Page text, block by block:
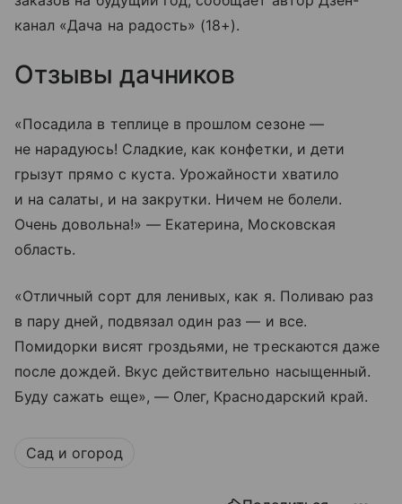
канал «Дача на радость» (18+).
Отзывы дачников
«Посадила в теплице в прошлом сезоне —
не нарадуюсь! Сладкие, как конфетки, и дети
грызут прямо с куста. Урожайности хватило
и на салаты, и на закрутки. Ничем не болели.
Очень довольна!» — Екатерина, Московская
область.
«Отличный сорт для ленивых, как я. Поливаю раз
в пару дней, подвязал один раз — и все.
Помидорки висят гроздьями, не трескаются даже
после дождей. Вкус действительно насыщенный.
Буду сажать еще», — Олег, Краснодарский край.
Сад и огород